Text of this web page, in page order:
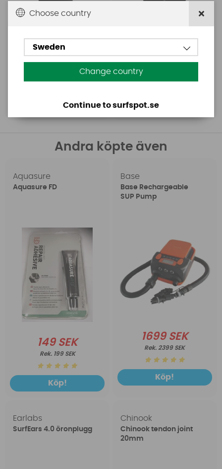
1298 SEK
Köp!
1449 SEK
Köp!
Andra köpte även
Aquasure
Aquasure FD
149 SEK
199 SEK
Köp!
Base
Base Rechargeable
SUP Pump
1699 SEK
2399 SEK
Köp!
Earlabs
SurfEars 4.0 öronplugg
Chinook
Chinook tendon joint
20mm
Choose country
Sweden
Change country
Continue to surfspot.se